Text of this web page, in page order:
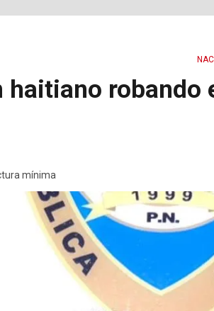
haitiano robando
mínima